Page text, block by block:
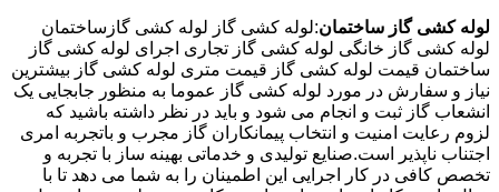
لوله کشی گاز ساختمان:لوله کشی گاز لوله کشی گازساختمان
لوله کشی گاز خانگی لوله کشی گاز تجاری اجرای لوله کشی گاز
ساختمان قیمت لوله کشی گاز قیمت متری لوله کشی گاز بیشترین
نیاز و سفارش در مورد لوله کشی گاز عموما به منظور جابجایی یک
انشعاب گاز ثبت و انجام می شود و باید در نظر داشته باشید که
لزوم رعایت امنیت و انتخاب پیمانکاران گاز مجرب و باتجربه امری
اجتناب ناپذیر است.صنایع تولیدی و خدماتی بهینه ساز با تجربه و
تخصص کافی در کار اجرایی این اطمینان را به شما می دهد تا با